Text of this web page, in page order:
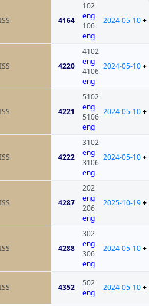
4164
102
eng
106
eng
2024-05-10+
4220
4102
eng
4106
eng
2024-05-10+
4221
5102
eng
5106
eng
2024-05-10+
4222
3102
eng
3106
eng
2024-05-10+
4287
202
eng
206
eng
2025-10-19+
4288
302
eng
306
eng
2024-05-10+
4352
502
eng
2024-05-10+